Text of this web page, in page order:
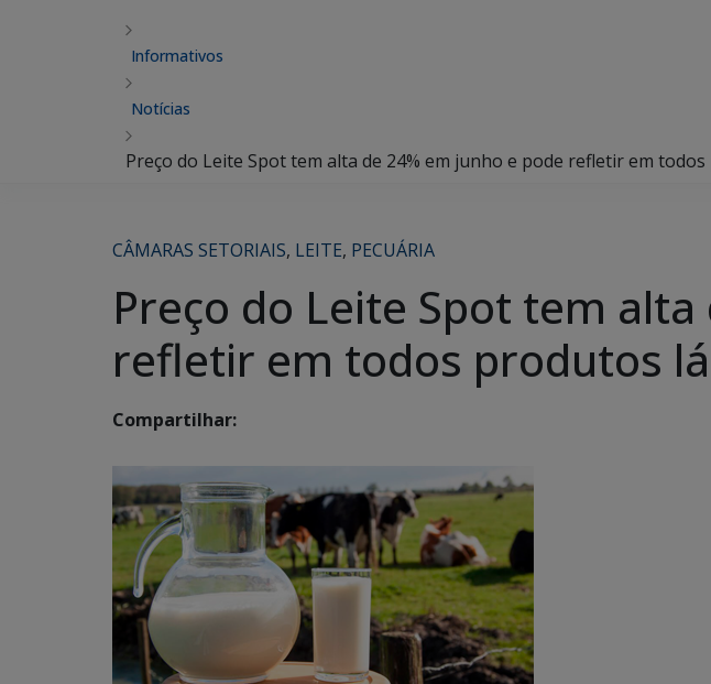
Informativos
Notícias
Preço do Leite Spot tem alta de 24% em junho e pode refletir em
CÂMARAS SETORIAIS, LEITE, PECUÁRIA
Preço do Leite Spot tem
refletir em todos produtos
Compartilhar: